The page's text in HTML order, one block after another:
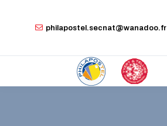
philapostel.secnat@wanadoo.fr